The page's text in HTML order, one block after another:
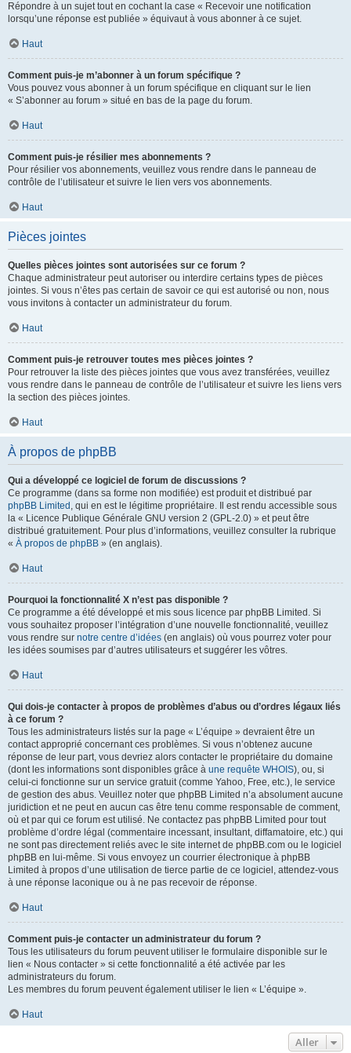
Répondre à un sujet tout en cochant la case « Recevoir une notification
lorsqu’une réponse est publiée » équivaut à vous abonner à ce sujet.
Haut
Comment puis-je m’abonner à un forum spécifique ?
Vous pouvez vous abonner à un forum spécifique en cliquant sur le lien
« S’abonner au forum » situé en bas de la page du forum.
Haut
Comment puis-je résilier mes abonnements ?
Pour résilier vos abonnements, veuillez vous rendre dans le panneau de
contrôle de l’utilisateur et suivre le lien vers vos abonnements.
Haut
Pièces jointes
Quelles pièces jointes sont autorisées sur ce forum ?
Chaque administrateur peut autoriser ou interdire certains types de pièces
jointes. Si vous n’êtes pas certain de savoir ce qui est autorisé ou non, nous
vous invitons à contacter un administrateur du forum.
Haut
Comment puis-je retrouver toutes mes pièces jointes ?
Pour retrouver la liste des pièces jointes que vous avez transférées, veuillez
vous rendre dans le panneau de contrôle de l’utilisateur et suivre les liens vers
la section des pièces jointes.
Haut
À propos de phpBB
Qui a développé ce logiciel de forum de discussions ?
Ce programme (dans sa forme non modifiée) est produit et distribué par
phpBB Limited , qui en est le légitime propriétaire. Il est rendu accessible sous
la « Licence Publique Générale GNU version 2 (GPL-2.0) » et peut être
distribué gratuitement. Pour plus d’informations, veuillez consulter la rubrique
« À propos de phpBB » (en anglais).
Haut
Pourquoi la fonctionnalité X n’est pas disponible ?
Ce programme a été développé et mis sous licence par phpBB Limited. Si
vous souhaitez proposer l’intégration d’une nouvelle fonctionnalité, veuillez
vous rendre sur notre centre d’idées (en anglais) où vous pourrez voter pour
les idées soumises par d’autres utilisateurs et suggérer les vôtres.
Haut
Qui dois-je contacter à propos de problèmes d’abus ou d’ordres légaux liés
à ce forum ?
Tous les administrateurs listés sur la page « L’équipe » devraient être un
contact approprié concernant ces problèmes. Si vous n’obtenez aucune
réponse de leur part, vous devriez alors contacter le propriétaire du domaine
(dont les informations sont disponibles grâce à une requête WHOIS), ou, si
celui-ci fonctionne sur un service gratuit (comme Yahoo, Free, etc.), le service
de gestion des abus. Veuillez noter que phpBB Limited n’a absolument aucune
juridiction et ne peut en aucun cas être tenu comme responsable de comment,
où et par qui ce forum est utilisé. Ne contactez pas phpBB Limited pour tout
problème d’ordre légal (commentaire incessant, insultant, diffamatoire, etc.) qui
ne sont pas directement reliés avec le site internet de phpBB.com ou le logiciel
phpBB en lui-même. Si vous envoyez un courrier électronique à phpBB
Limited à propos d’une utilisation de tierce partie de ce logiciel, attendez-vous
à une réponse laconique ou à ne pas recevoir de réponse.
Haut
Comment puis-je contacter un administrateur du forum ?
Tous les utilisateurs du forum peuvent utiliser le formulaire disponible sur le
lien « Nous contacter » si cette fonctionnalité a été activée par les
administrateurs du forum.
Les membres du forum peuvent également utiliser le lien « L’équipe ».
Haut
Aller